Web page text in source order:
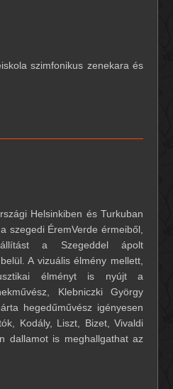
szimfonikus zenekara és
Helsinkiben és Turkuban
szegedi ÉremVerde érmeiből,
a Szegeddel ápolt
A vizuális élmény mellett,
élményt is nyújt a
Klebniczki György
hegedűművész igényesen
Kodály, Liszt, Bizet, Vivaldi
dallamot is meghallgathat az